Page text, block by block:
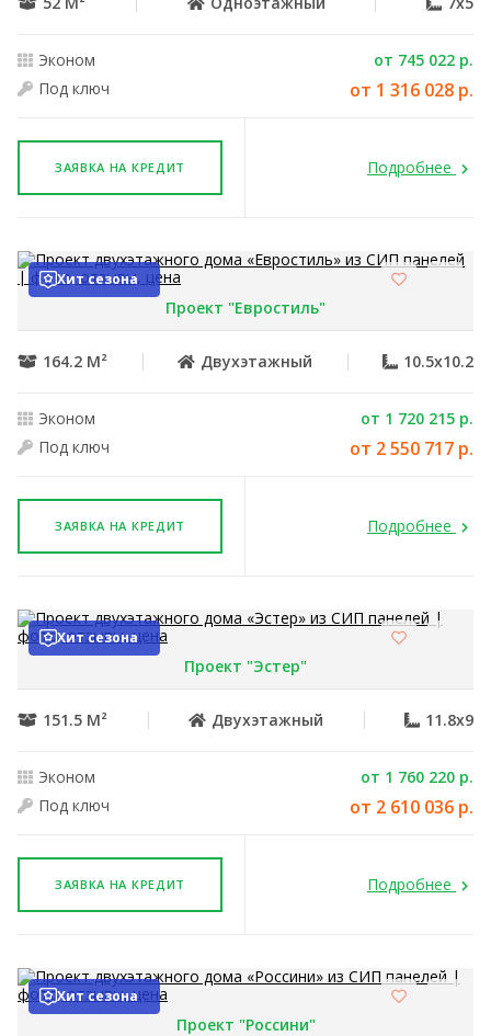
Эконом
от 745 022 р.
Под ключ
от 1 316 028 р.
ЗАЯВКА НА КРЕДИТ Подробнее
Хит сезона
Проект "Евростиль"
164.2 М² Двухэтажный 10.5x10.2
Эконом
от 1 720 215 р.
Под ключ
от 2 550 717 р.
ЗАЯВКА НА КРЕДИТ Подробнее
Хит сезона
Проект "Эстер"
151.5 М² Двухэтажный 11.8x9
Эконом
от 1 760 220 р.
Под ключ
от 2 610 036 р.
ЗАЯВКА НА КРЕДИТ Подробнее
Хит сезона
Проект "Россини"